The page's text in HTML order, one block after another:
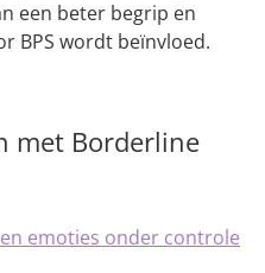
een beter begrip en
BPS wordt beïnvloed.
met Borderline
emoties onder controle